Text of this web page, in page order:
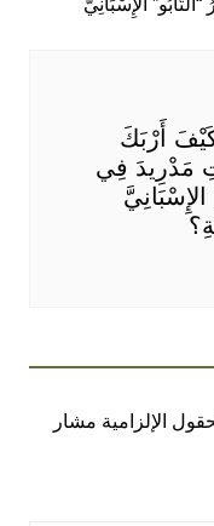
أَرْبَكَ
مَدْرِيدَ فِي
الإلزامية مشار